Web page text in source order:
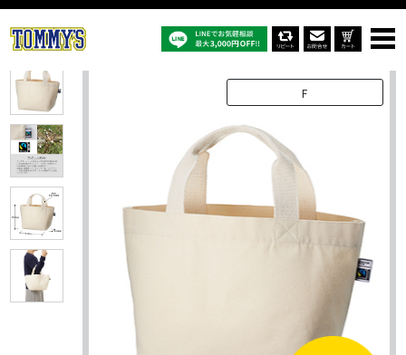
TF-0003：フェアトレードコットンキャンバストート（S） ナチュラル
F